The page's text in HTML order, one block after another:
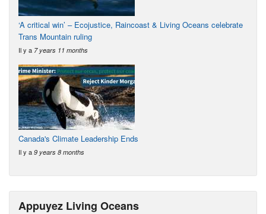
‘A critical win’ – Ecojustice, Raincoast & Living Oceans celebrate
Trans Mountain ruling
Il y a 7 years 11 months
Canada's Climate Leadership Ends
Il y a 9 years 8 months
Appuyez Living Oceans